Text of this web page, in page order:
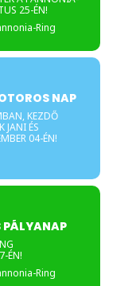
25-ÉN!
Ring
NAP
KEZDŐ
JANI ÉS
04-ÉN!
ÉN!
Ring